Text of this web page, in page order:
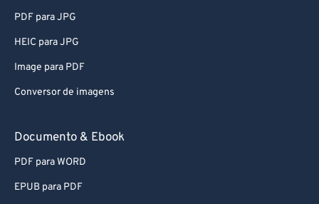
PDF para JPG
HEIC para JPG
Image para PDF
Conversor de imagens
Documento & Ebook
PDF para WORD
EPUB para PDF